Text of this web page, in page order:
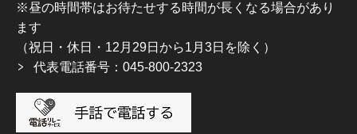
※昼の時間帯はお待たせする時間が長くなる場合があり
ます
（祝日・休日・12月29日から1月3日を除く）
代表電話番号：045-800-2323